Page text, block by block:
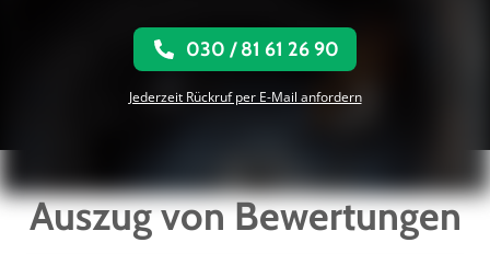
030 / 81 61 26 90
Jederzeit Rückruf per E-Mail anfordern
Auszug von Bewertungen